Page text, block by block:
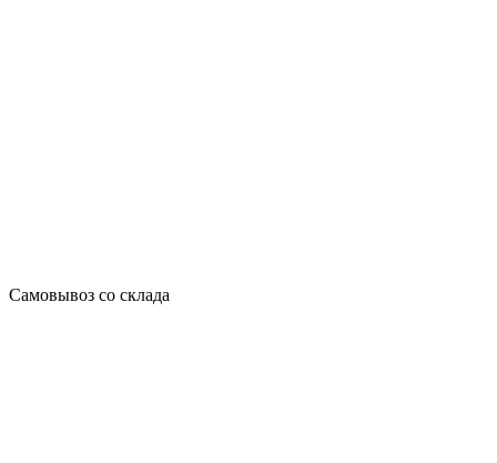
Самовывоз со склада